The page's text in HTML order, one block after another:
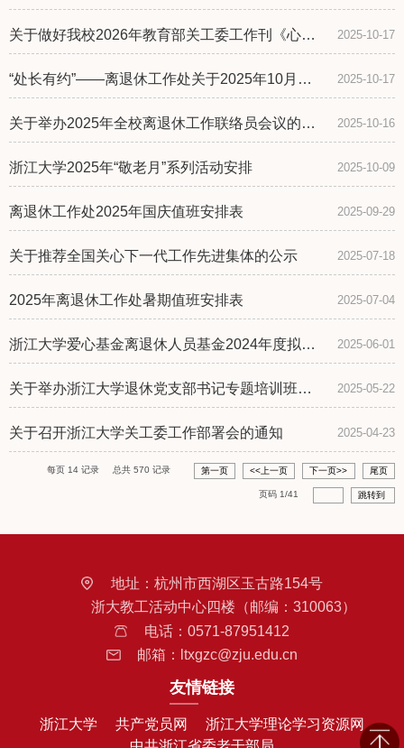
关于做好我校2026年教育部关工委工作刊《心系
下一代》杂志订阅及二级关工委人员信息变更登
记工作的通知
2025-10-17
“处长有约”——离退休工作处关于2025年10月份
接待群众来访安排的通知
2025-10-17
关于举办2025年全校离退休工作联络员会议的通
知
2025-10-16
浙江大学2025年“敬老月”系列活动安排 2025-10-09
离退休工作处2025年国庆值班安排表 2025-09-29
关于推荐全国关心下一代工作先进集体的公示 2025-07-18
2025年离退休工作处暑期值班安排表 2025-07-04
浙江大学爱心基金离退休人员基金2024年度拟补
助名单
2025-06-01
关于举办浙江大学退休党支部书记专题培训班
（第6期）的通知
2025-05-22
关于召开浙江大学关工委工作部署会的通知 2025-04-23
每页 14记录 总共 570记录 第一页 <<上一页 下一页>> 尾页
页码 1/41 跳转到
地址：杭州市西湖区玉古路154号
浙大教工活动中心四楼（邮编：310063）
电话：0571-87951412
邮箱：
ltxgzc@zju.edu.cn
友情链接
浙江大学 共产党员网
浙江大学理论学习资源网